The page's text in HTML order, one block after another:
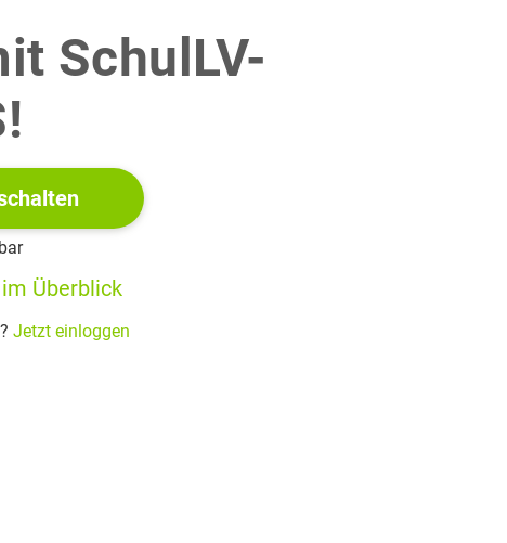
als Material für Schleppnetze (M 1, M 2).
Sicht (M 4).
SchulLV-
Überblick
Jetzt einloggen